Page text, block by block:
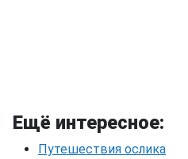
Ещё интересное:
Путешествия ослика